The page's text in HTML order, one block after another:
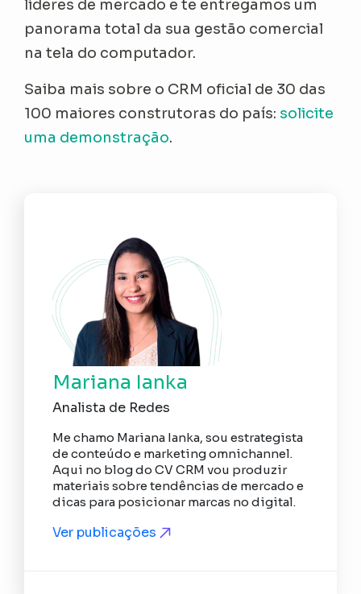
líderes de mercado e te entregamos um
panorama total da sua gestão comercial
na tela do computador.
Saiba mais sobre o CRM oficial de 30 das
100 maiores construtoras do país: solicite
uma demonstração.
Mariana Ianka
Analista de Redes
Me chamo Mariana Ianka, sou estrategista
de conteúdo e marketing omnichannel.
Aqui no blog do CV CRM vou produzir
materiais sobre tendências de mercado e
dicas para posicionar marcas no digital.
Ver publicações